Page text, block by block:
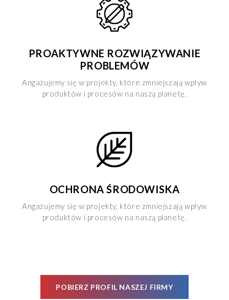
PROAKTYWNE ROZWIĄZYWANIE
PROBLEMÓW
Angażujemy się w projekty, które zmniejszają wpływ
produktów i procesów na naszą planetę.
OCHRONA ŚRODOWISKA
Angażujemy się w projekty, które zmniejszają wpływ
produktów i procesów na naszą planetę.
POBIERZ PROFIL NASZEJ FIRMY